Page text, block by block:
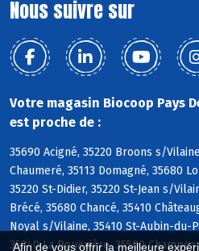
Afin de vous offrir la meilleure
Nous suivre sur
Votre magasin Biocoop Pays
est proche de :
35690 Acigné, 35220 Broons s/
Chaumeré, 35113 Domagné, 35680
35220 St-Didier, 35220 St-Jean s/
Brécé, 35680 Chancé, 35410
Noyal s/Vilaine, 35410 St-Aubin-du-
35340 La Bouëxière, 35500